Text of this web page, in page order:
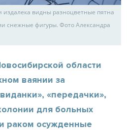
издалека видны разноцветные пятна
снежные фигуры. Фото Александра
области
ваянии за
«передачки»,
для больных
раком осужденные